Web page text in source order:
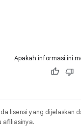
Apakah informasi ini
lisensi yang dijelaskan